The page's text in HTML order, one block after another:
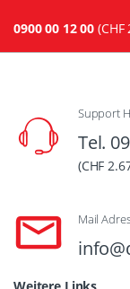
0900 00 12 00
Support
Tel.
(CHF
Mail
Weitere Links